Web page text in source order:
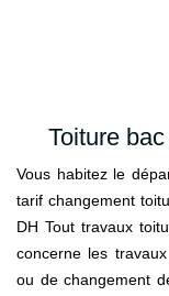
Toiture
Vous habitez le
tarif changement
DH Tout travaux
concerne les
ou de changement